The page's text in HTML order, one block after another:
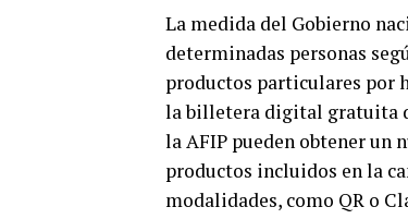
La medida del Gobierno
determinadas personas
productos particulares por
la billetera digital gratuita
la AFIP pueden obtener un
productos incluidos en la
modalidades, como QR o